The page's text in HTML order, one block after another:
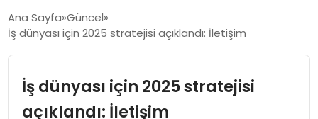
GÜNDEM
EKONOMI
İDEAL YAŞAM
Ana Sayfa Güncel
İş dünyası için 2025 stratejisi açıklandı: İletişim
İş dünyası için 2025 stratejisi
açıklandı: İletişim